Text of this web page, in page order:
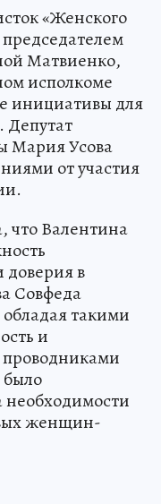
«Женского
Матвиенко,
исполкоме
инициативы для
Мария Усова
от участия
что Валентина
доверия в
Совфеда
такими
и
проводниками
женщин-